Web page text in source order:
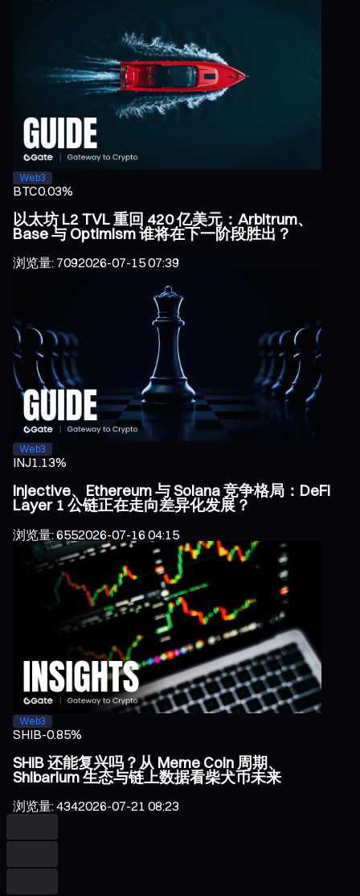
Web3
BTC0.03%
以太坊 L2 TVL 重回 420 亿美元：Arbitrum、
Base 与 Optimism 谁将在下一阶段胜出？
浏览量: 7092026-07-15 07:39
Web3
INJ1.13%
Injective、Ethereum 与 Solana 竞争格局：DeFi
Layer 1 公链正在走向差异化发展？
浏览量:6552026-07-16 04:15
Web3
SHIB-0.85%
SHIB 还能复兴吗？从 Meme Coin 周期、
Shibarium 生态与链上数据看柴犬币未来
浏览量:4342026-07-21 08:23